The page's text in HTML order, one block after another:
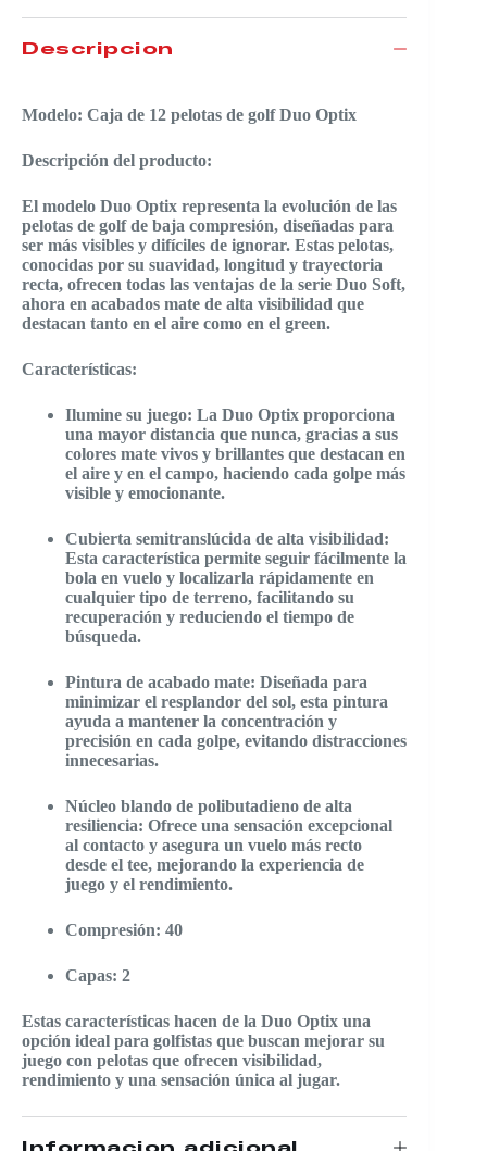
Descripción
Modelo: Caja de 12 pelotas de golf Duo Optix
Descripción del producto:
El modelo Duo Optix representa la evolución de las
pelotas de golf de baja compresión, diseñadas para
ser más visibles y difíciles de ignorar. Estas pelotas,
conocidas por su suavidad, longitud y trayectoria
recta, ofrecen todas las ventajas de la serie Duo Soft,
ahora en acabados mate de alta visibilidad que
destacan tanto en el aire como en el green.
Características:
Ilumine su juego: La Duo Optix proporciona
una mayor distancia que nunca, gracias a sus
colores mate vivos y brillantes que destacan en
el aire y en el campo, haciendo cada golpe más
visible y emocionante.
Cubierta semitranslúcida de alta visibilidad:
Esta característica permite seguir fácilmente la
bola en vuelo y localizarla rápidamente en
cualquier tipo de terreno, facilitando su
recuperación y reduciendo el tiempo de
búsqueda.
Pintura de acabado mate: Diseñada para
minimizar el resplandor del sol, esta pintura
ayuda a mantener la concentración y
precisión en cada golpe, evitando distracciones
innecesarias.
Núcleo blando de polibutadieno de alta
resiliencia: Ofrece una sensación excepcional
al contacto y asegura un vuelo más recto
desde el tee, mejorando la experiencia de
juego y el rendimiento.
Compresión: 40
Capas: 2
Estas características hacen de la Duo Optix una
opción ideal para golfistas que buscan mejorar su
juego con pelotas que ofrecen visibilidad,
rendimiento y una sensación única al jugar.
Información adicional